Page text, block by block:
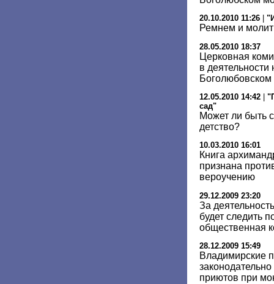
20.10.2010 11:26
Ремнем и
28.05.2010 18:37
Церковная
в
12.05.2010 14:42
сад"
Может ли быть
детство?
10.03.2010 16:01
Книга
признана
вероучению
29.12.2009 23:20
За
будет следить
общественная
28.12.2009 15:49
Владимирские
приютов при